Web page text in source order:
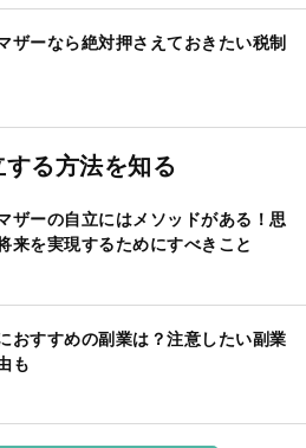
ザーなら絶対押さえておきたい税制
る方法を知る
ザーの自立にはメソッドがある！思
来を実現するためにすべきこと
おすすめの副業は？注意したい副業
も